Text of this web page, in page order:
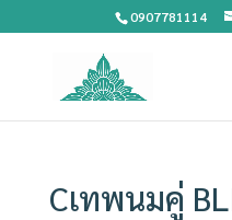
0907781114
Cเทพนมคู่